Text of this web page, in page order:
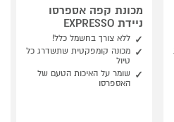
מכונת קפה אספרסו
ניידת EXPRESSO
ללא צורך בחשמל כלל!
מכונה קומפקטית שתשדרג כל
טיול
שומר על האיכות הטעם של
האספרסו